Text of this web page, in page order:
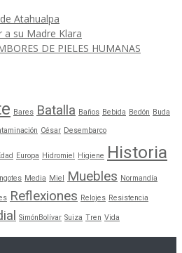
Atahualpa
a su Madre Klara
DE PIELES HUMANAS
Bares Batalla Baños Bebida Bedón Buda
César Desembarco
Europa Hidromiel Higiene Historia
Media Miel Muebles Normandía
Reflexiones Relojes Resistencia
SimónBolívar Suiza Tren Vida